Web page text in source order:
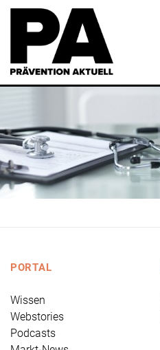
PORTAL
Wissen
Webstories
Podcasts